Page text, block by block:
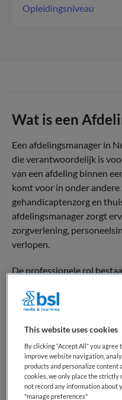
Opleidingsniveau
Wat is een
Een afdelingsmanager in
die verantwoordelijk is
van een afdeling binnen
komt voor in onder andere
gehandicaptenzorg en
afdelingsmanager zorgt
zorgverlening,
verlopen.
De professionele rol
verantwoordelijkheid. Een
medewerkers aan,
budgetten en zorgt
en regelgeving en interne
ondersteunt de functie
verbeteringen binnen de
Binnen het zorglandschap
This website uses cookies
By clicking “Accept All” you
improve website navigation,
products and personalize content
cookies, we only place the strictly
not record any information about
"manage preferences"